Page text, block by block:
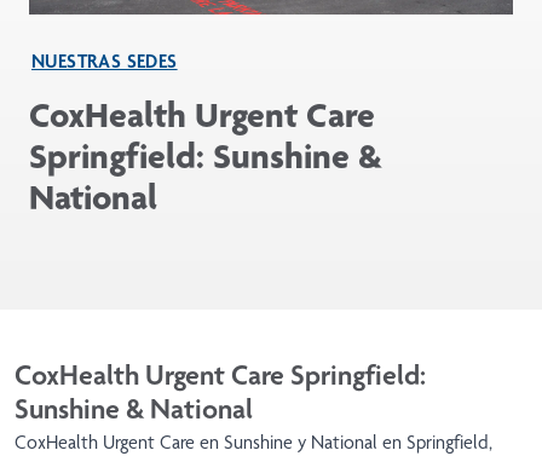
NUESTRAS SEDES
CoxHealth Urgent Care
Springfield: Sunshine &
National
CoxHealth Urgent Care Springfield:
Sunshine & National
CoxHealth Urgent Care en Sunshine y National en Springfield,